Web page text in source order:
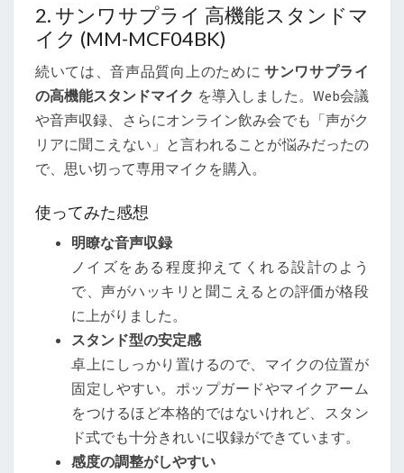
2. サンワサプライ 高機能スタンドマ
イク (MM-MCF04BK)
続いては、音声品質向上のために サンワサプライ
の高機能スタンドマイク を導入しました。Web会議
や音声収録、さらにオンライン飲み会でも「声がク
リアに聞こえない」と言われることが悩みだったの
で、思い切って専用マイクを購入。
使ってみた感想
明瞭な音声収録
ノイズをある程度抑えてくれる設計のよう
で、声がハッキリと聞こえるとの評価が格段
に上がりました。
スタンド型の安定感
卓上にしっかり置けるので、マイクの位置が
固定しやすい。ポップガードやマイクアーム
をつけるほど本格的ではないけれど、スタン
ド式でも十分きれいに収録ができています。
感度の調整がしやすい